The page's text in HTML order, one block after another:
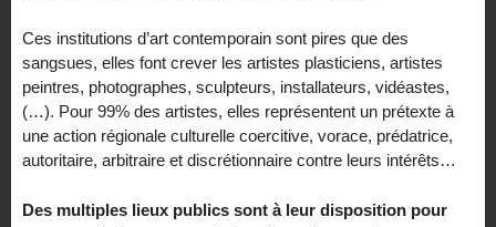
Ces institutions d’art contemporain sont pires que des
sangsues, elles font crever les artistes plasticiens, artistes
peintres, photographes, sculpteurs, installateurs, vidéastes,
(…). Pour 99% des artistes, elles représentent un prétexte à
une action régionale culturelle coercitive, vorace, prédatrice,
autoritaire, arbitraire et discrétionnaire contre leurs intérêts…
Des multiples lieux publics sont à leur disposition pour